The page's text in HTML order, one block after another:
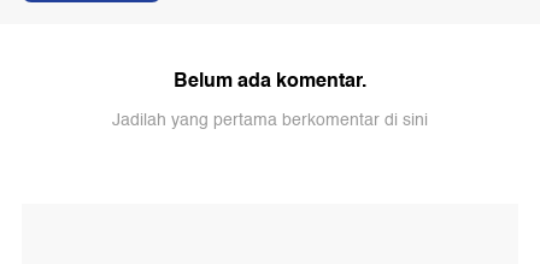
Belum ada komentar.
Jadilah yang pertama berkomentar di sini